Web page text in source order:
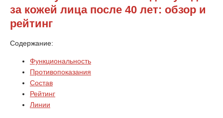
за кожей лица после 40 лет: обзор и
рейтинг
Содержание:
Функциональность
Противопоказания
Состав
Рейтинг
Линии